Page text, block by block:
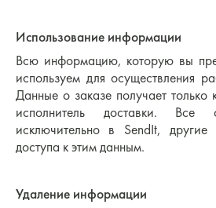
Использование информации
Всю информацию, которую вы
используем для осуществления
Данные о заказе получает только
исполнитель доставки. Все
исключительно в SendIt,
доступа к этим данным.
Удаление информации